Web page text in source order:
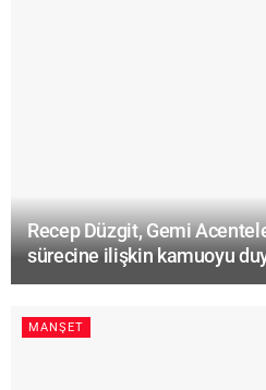
Recep Düzgit, Gemi
sürecine ilişkin kamuoyu
MANŞET